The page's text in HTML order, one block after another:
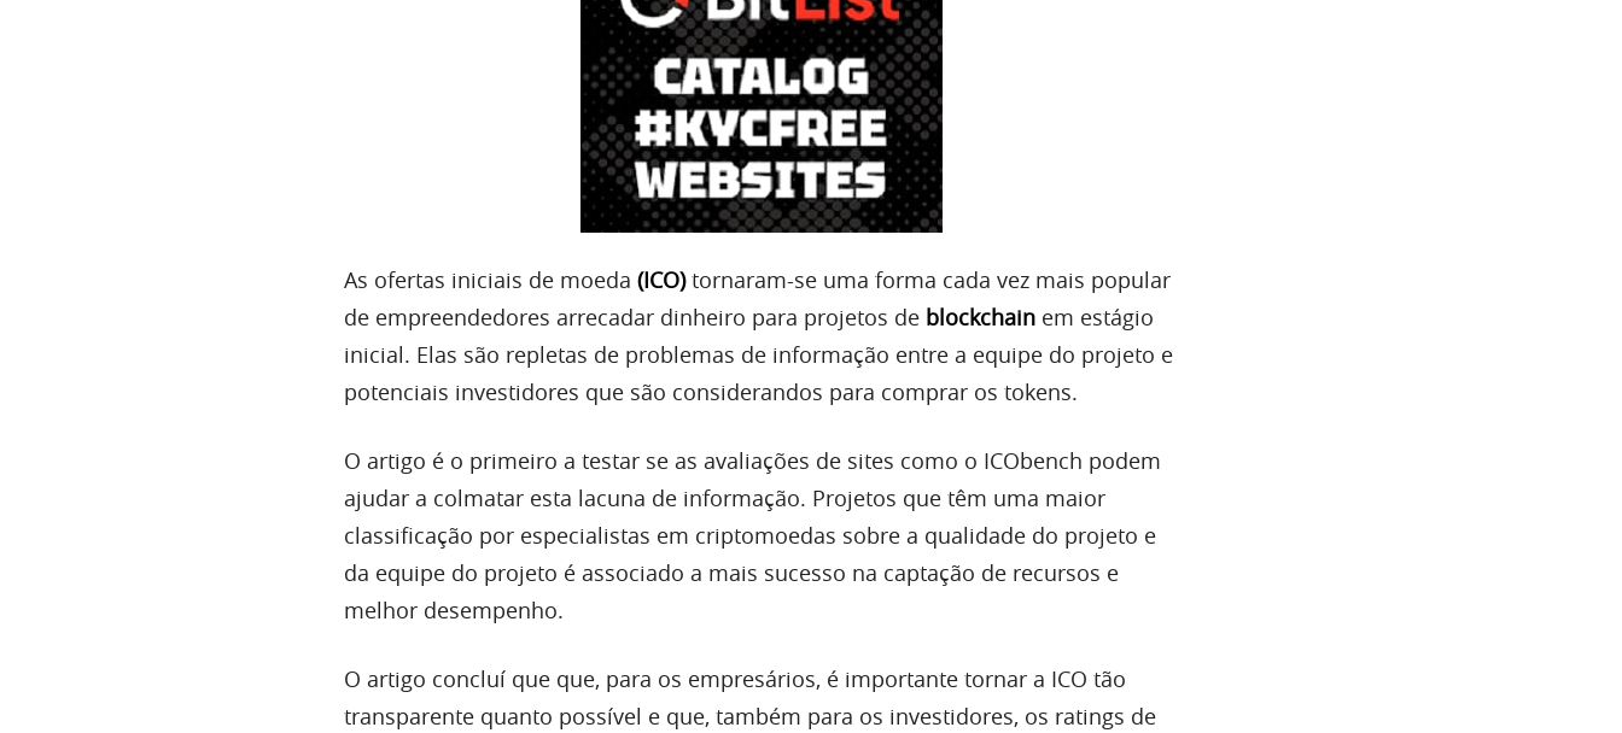
As ofertas iniciais de moeda (ICO)tornaram-se uma forma cada vez mais popular
de empreendedores arrecadar dinheiro para projetos de blockchain em estágio
inicial. Elas são repletas de problemas de informação entre a equipe do projeto e
potenciais investidores que são considerandos para comprar os tokens.
O artigo é o primeiro a testar se as avaliações de sites como o ICObench podem
ajudar a colmatar esta lacuna de informação. Projetos que têm uma maior
classificação por especialistas em criptomoedas sobre a qualidade do projeto e
da equipe do projeto é associado a mais sucesso na captação de recursos e
melhor desempenho.
O artigo concluí que que, para os empresários, é importante tornar a ICO tão
transparente quanto possível e que, também para os investidores, os ratings de